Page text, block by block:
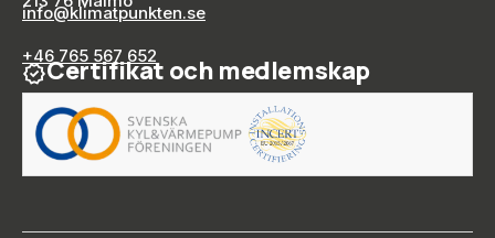
info@klimatpunkten.se
+46 765 567 652
Certifikat och medlemskap